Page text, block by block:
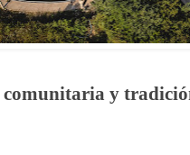
comunitaria y